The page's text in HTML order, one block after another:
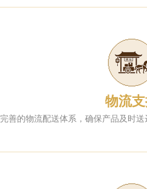
物流
完善的物流配送体系，确保产品及时